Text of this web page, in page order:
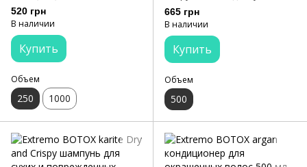
аргановым маслом 250 мл
520 грн
В наличии
Купить
Объем
250 1000
поврежденных волос 500 мл
665 грн
В наличии
Купить
Объем
500